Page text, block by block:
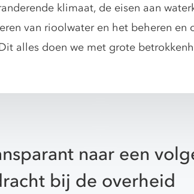
klimaat, de eisen aan
van rioolwater en het beheren en
alles doen we met grote
naar een
bij de overheid